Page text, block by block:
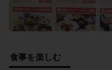
食事を楽しむ